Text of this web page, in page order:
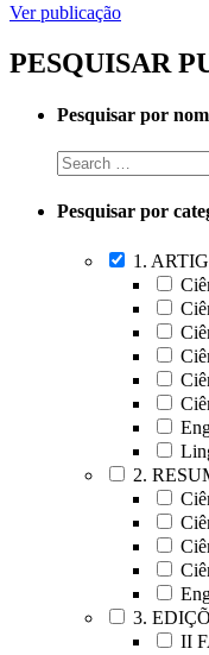
Ver publicação
PESQUISAR
Pesquisar por
Pesquisar por
1.
2.
3.
II